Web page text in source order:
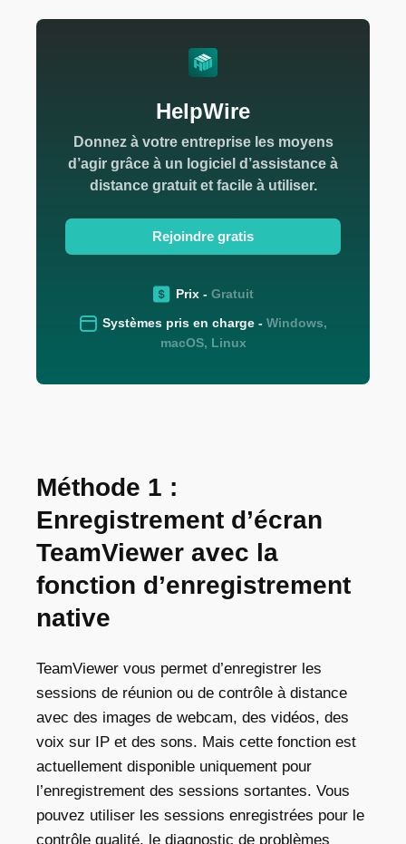
HelpWire
Donnez à votre entreprise les moyens
d’agir grâce à un logiciel d’assistance à
distance gratuit et facile à utiliser.
Rejoindre gratis
Prix - Gratuit
Systèmes pris en charge - Windows,
macOS, Linux
Méthode 1 :
Enregistrement d’écran
TeamViewer avec la
fonction d’enregistrement
native
TeamViewer vous permet d’enregistrer les
sessions de réunion ou de contrôle à distance
avec des images de webcam, des vidéos, des
voix sur IP et des sons. Mais cette fonction est
actuellement disponible uniquement pour
l’enregistrement des sessions sortantes. Vous
pouvez utiliser les sessions enregistrées pour le
contrôle qualité, le diagnostic de problèmes